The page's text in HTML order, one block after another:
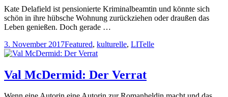
Kate Delafield ist pensionierte Kriminalbeamtin und könnte sich
schön in ihre hübsche Wohnung zurückziehen oder draußen das
Leben genießen. Doch gerade …
3. November 2017Featured, kulturelle, LITelle
Val McDermid: Der Verrat